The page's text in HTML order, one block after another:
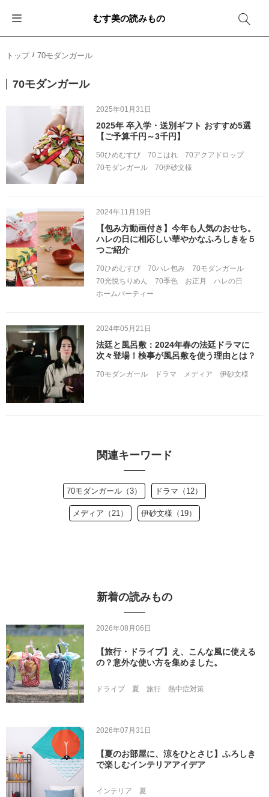
むす美の読みもの
トップ 70モダンガール
70モダンガール
2025年01月31日
2025年 卒入学・送別ギフト おすすめ5選
【ご予算千円～3千円】
50ひめむすび 70こはれ
70アクアドロップ
70モダンガール
70伊砂文様
2024年11月19日
【包み方動画付き】今年も人気のおせち。
ハレの日に相応しい華やかなふろしきを５
つご紹介
70ひめむすび 70ハレ包み
70モダンガール
70光悦ちりめん
70季色 お正月
ハレの日
ホームパーティー
2024年05月21日
法廷と風呂敷：2024年春の法廷ドラマに
次々登場！検事が風呂敷を使う理由とは？
70モダンガール ドラマ メディア 伊砂文様
関連キーワード
70モダンガール（3） ドラマ（12）
メディア（21） 伊砂文様（19）
新着の読みもの
2026年08月06日
【旅行・ドライブ】え、こんな風に使える
の？意外な使い方を集めました。
ドライブ 夏 旅行 熱中症対策
2026年07月31日
【夏のお部屋に、涼をひとさじ】ふろしき
で楽しむインテリアアイデア
インテリア 夏
イベント・キャンペーン
新商品
メディア情報
その他
エコバッグ
おしゃれコーデバッグ
収納にもなるバッグ
箱を包む
お酒を包む
一番人気「花包み」
簡単「バッグアレンジ」
ファッション
インテリア
アウトドア
雨の日
旅行
防災
卒業・入学
退職・異動
出産